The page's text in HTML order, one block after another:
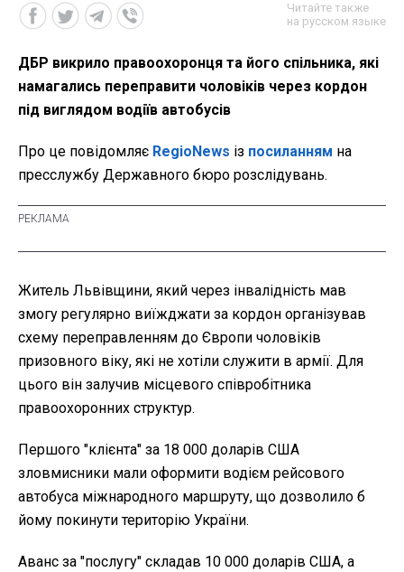
Читайте также
на русском языке
ДБР викрило правоохоронця та його спільника, які
намагались переправити чоловіків через кордон
під виглядом водіїв автобусів
Про це повідомляє RegioNews із посиланням на
пресслужбу Державного бюро розслідувань.
Житель Львівщини, який через інвалідність мав
змогу регулярно виїжджати за кордон організував
схему переправленням до Європи чоловіків
призовного віку, які не хотіли служити в армії. Для
цього він залучив місцевого співробітника
правоохоронних структур.
Першого "клієнта" за 18 000 доларів США
зловмисники мали оформити водієм рейсового
автобуса міжнародного маршруту, що дозволило б
йому покинути територію України.
Аванс за "послугу" складав 10 000 доларів США, а